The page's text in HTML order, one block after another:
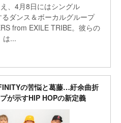
、4月8日にはシングル
るダンス＆ボーカルグループ
from EXILE TRIBE。彼らの
は...
の苦悩と葛藤…紆余曲折
が示すHIP HOPの新定義